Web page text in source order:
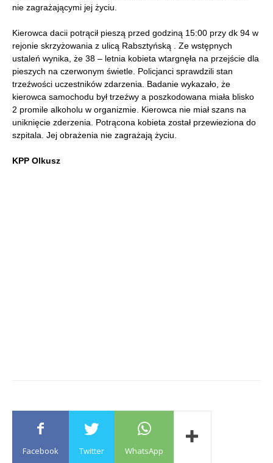
nie zagrażającymi jej życiu.
Kierowca dacii potrącił pieszą przed godziną 15:00 przy dk 94 w
rejonie skrzyżowania z ulicą Rabsztyńską . Ze wstępnych
ustaleń wynika, że 38 – letnia kobieta wtargnęła na przejście dla
pieszych na czerwonym świetle. Policjanci sprawdzili stan
trzeźwości uczestników zdarzenia. Badanie wykazało, że
kierowca samochodu był trzeźwy a poszkodowana miała blisko
2 promile alkoholu w organizmie. Kierowca nie miał szans na
uniknięcie zderzenia. Potrącona kobieta został przewieziona do
szpitala. Jej obrażenia nie zagrażają życiu.
KPP Olkusz
Facebook Twitter WhatsApp